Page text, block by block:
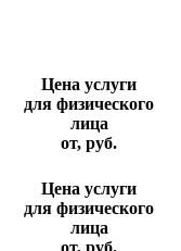
Цена услуги
для физического
лица
от, руб.
Цена услуги
для физического
лица
от, руб.